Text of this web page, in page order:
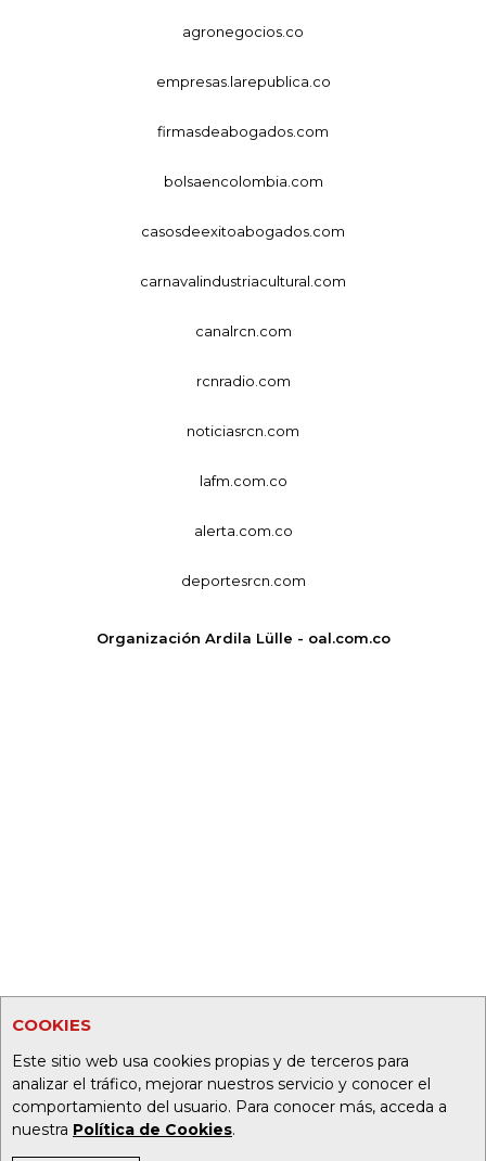
COOKIES
Este sitio web usa cookies propias y de terceros para
analizar el tráfico, mejorar nuestros servicio y conocer el
comportamiento del usuario. Para conocer más, acceda a
nuestra Política de Cookies.
agronegocios.co
empresas.larepublica.co
firmasdeabogados.com
bolsaencolombia.com
casosdeexitoabogados.com
carnavalindustriacultural.com
canalrcn.com
rcnradio.com
noticiasrcn.com
lafm.com.co
alerta.com.co
deportesrcn.com
Organización Ardila Lülle - oal.com.co